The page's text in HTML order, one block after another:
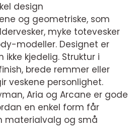
design
og geometriske, som
myke totevesker
modeller. Designet er
ikke kjedelig. Struktur i
brede remmer eller
veskene personlighet.
Aria og Arcane er gode
en enkel form får
materialvalg og små